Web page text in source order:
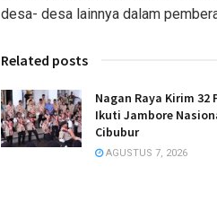
desa- desa lainnya dalam
Related posts
Nagan Raya Kirim 32
Ikuti Jambore
Cibubur
AGUSTUS 7, 2026